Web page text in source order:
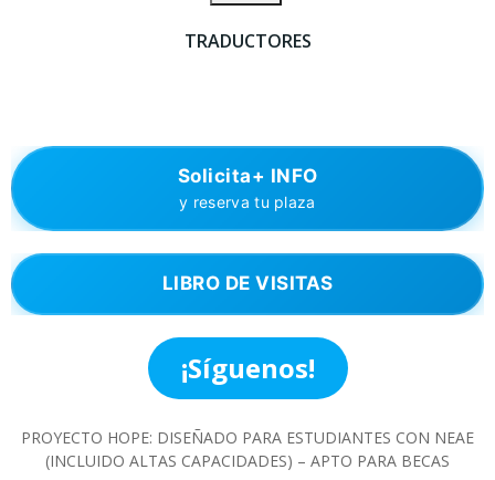
TRADUCTORES
Solicita+ INFO
y reserva tu plaza
LIBRO DE VISITAS
¡Síguenos!
PROYECTO HOPE: DISEÑADO PARA ESTUDIANTES CON NEAE
(INCLUIDO ALTAS CAPACIDADES) – APTO PARA BECAS